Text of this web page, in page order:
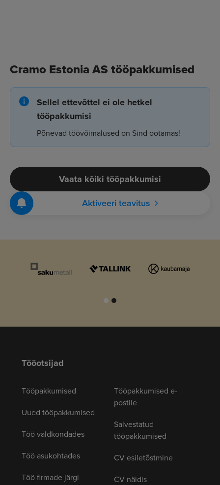
Cramo Estonia AS tööpakkumised
Sellel ettevõttel ei ole hetkel
tööpakkumisi
Põnevad töövõimalused on Sind ootamas!
Vaata kõiki tööpakkumisi
Aktiveeri teavitus
Tööotsijad
Tööpakkumised
Uued tööpakkumised
Töö valdkondades
Töö asukohtades
Töö firmade järgi
Tööpakkumised e-
postile
Salvestatud
tööpakkumised
CV esiletõstmine
CV näidis